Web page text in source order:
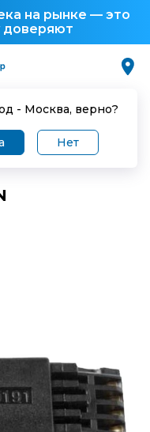
на рынке — это
доверяют
- Москва, верно?
Нет
Jabra P-10 GN